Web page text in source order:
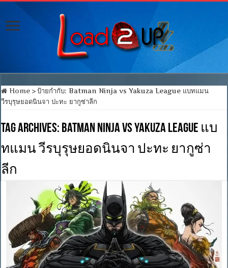
Home > ป้ายกำกับ:Batman Ninja vs Yakuza League แบทแมน
วีรบุรุษยอดนินจา ปะทะ ยากูซ่าลีก
Tag Archives: Batman Ninja vs Yakuza League แบ
ทแมน วีรบุรุษยอดนินจา ปะทะ ยากูซ่า
ลีก